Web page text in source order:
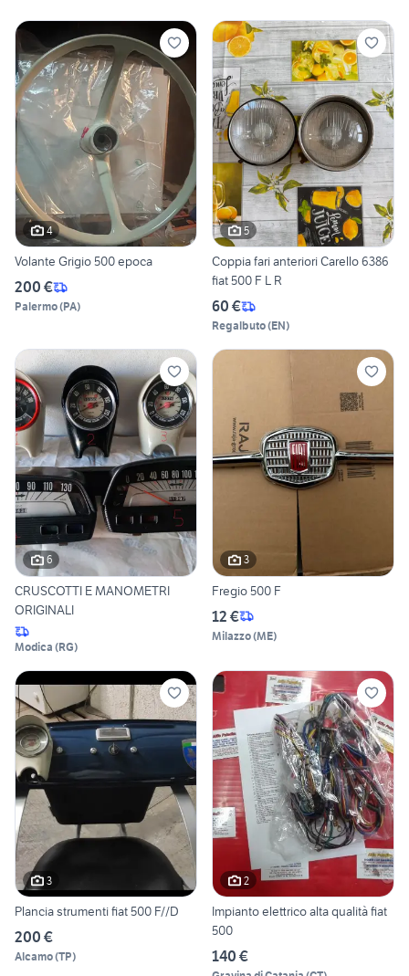
4
Volante Grigio 500 epoca
200 €
Palermo(PA)
5
Coppia fari anteriori Carello 6386
fiat 500 F L R
60 €
Regalbuto(EN)
6
CRUSCOTTI E MANOMETRI
ORIGINALI
Modica (RG)
3
Fregio 500 F
12 €
Milazzo(ME)
3
Plancia strumenti fiat 500 F//D
200 €
Alcamo(TP)
2
Impianto elettrico alta qualità fiat
500
140 €